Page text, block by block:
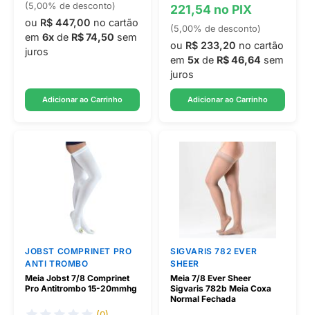
(5,00% de desconto)
ou R$ 447,00 no cartão
em 6x de R$ 74,50 sem
juros
Adicionar ao Carrinho
221,54 no PIX
(5,00% de desconto)
ou R$ 233,20 no cartão
em 5x de R$ 46,64 sem
juros
Adicionar ao Carrinho
JOBST COMPRINET PRO
ANTI TROMBO
Meia Jobst 7/8 Comprinet
Pro Antitrombo 15-20mmhg
SIGVARIS 782 EVER
SHEER
Meia 7/8 Ever Sheer
Sigvaris 782b Meia Coxa
Normal Fechada